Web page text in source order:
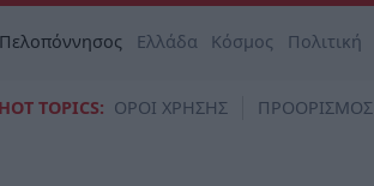
Πελοπόννησος Ελλάδα Κόσμος Πολιτική
HOT TOPICS: ΟΡΟΙ ΧΡΗΣΗΣ ΠΡΟΟΡΙΣΜΟΣ